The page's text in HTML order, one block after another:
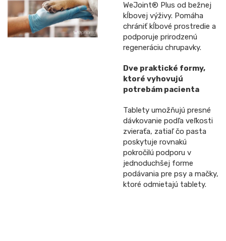
WeJoint® Plus od bežnej
kĺbovej výživy. Pomáha
chrániť kĺbové prostredie a
podporuje prirodzenú
regeneráciu chrupavky.
Dve praktické formy,
ktoré vyhovujú
potrebám pacienta
Tablety umožňujú presné
dávkovanie podľa veľkosti
zvieraťa, zatiaľ čo pasta
poskytuje rovnakú
pokročilú podporu v
jednoduchšej forme
podávania pre psy a mačky,
ktoré odmietajú tablety.